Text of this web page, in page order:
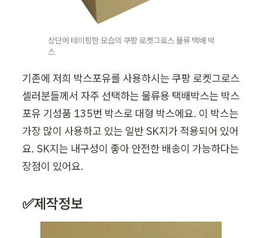
상단에 테이핑한 모습의 쿠팡 로켓그로스 물류 택배 박
스
기존에 저희 박스포유를 사용하시는 쿠팡 로켓그로스
셀러분들께서 자주 선택하는 물류용 택배박스는 박스
포유 기성품 135번 박스로 대형 박스에요. 이 박스는
가장 많이 사용하고 있는 일반 SK지가 적용되어 있어
요. SK지는 내구성이 좋아 안전한 배송이 가능하다는
장점이 있어요.
✅제작정보